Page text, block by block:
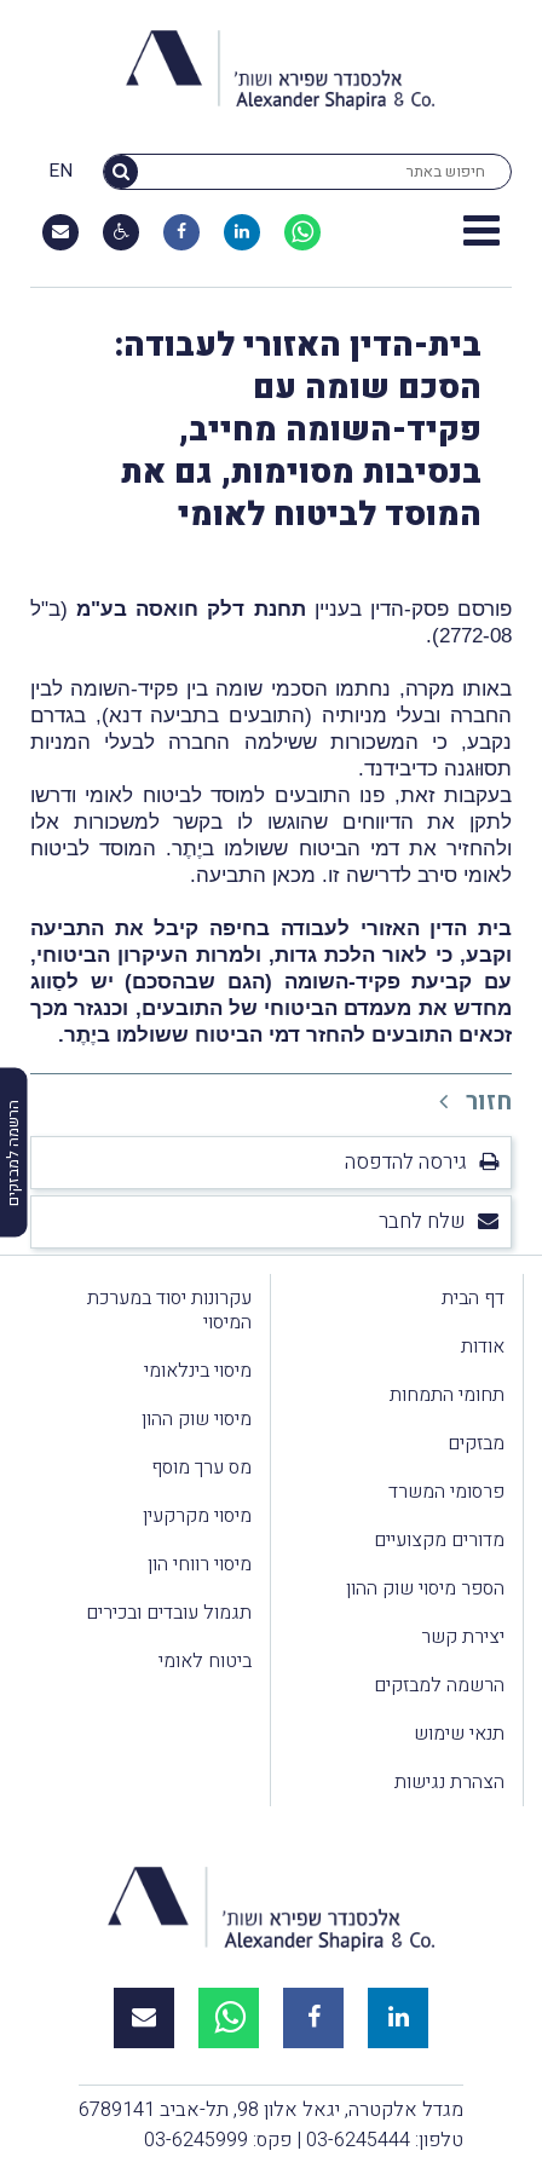
EN
הרשמה למבזקים
בית-הדין האזורי לעבודה:
הסכם שומה עם
פקיד-השומה מחייב,
בנסיבות מסוימות, גם את
המוסד לביטוח לאומי
פורסם פסק-הדין בעניין תחנת דלק חואסה בע"מ(ב"ל
2772-08
).
באותו מקרה, נחתמו הסכמי שומה בין פקיד-השומה לבין
החברה ובעלי מניותיה (התובעים בתביעה דנא), בגדרם
נקבע, כי המשכורות ששילמה החברה לבעלי המניות
תסוּוגנה כדיבידנד.
בעקבות זאת, פנו התובעים למוסד לביטוח לאומי ודרשו
לתקן את הדיווחים שהוגשו לו בקשר למשכורות אלו
ולהחזיר את דמי הביטוח ששולמו ביֶתֶר. המוסד לביטוח
לאומי סירב לדרישה זו. מכאן התביעה.
בית הדין האזורי לעבודה בחיפה קיבל את התביעה
וקבע, כי לאור הלכת גדות, ולמרות העיקרון הביטוחי,
עם קביעת פקיד-השומה (הגם שבהסכם) יש לסַווג
מחדש את מעמדם הביטוחי של התובעים, וכנגזר מכך
זכאים התובעים להחזר דמי הביטוח ששולמו ביֶתֶר.
חזור
גירסה להדפסה
שלח לחבר
דף הבית
אודות
תחומי התמחות
מבזקים
פרסומי המשרד
מדורים מקצועיים
הספר מיסוי שוק ההון
יצירת קשר
הרשמה למבזקים
תנאי שימוש
הצהרת נגישות
עקרונות יסוד במערכת
המיסוי
מיסוי בינלאומי
מיסוי שוק ההון
מס ערך מוסף
מיסוי מקרקעין
מיסוי רווחי הון
תגמול עובדים ובכירים
ביטוח לאומי
מגדל אלקטרה, יגאל אלון 98, תל-אביב 6789141
טלפון: 03-6245444 | פקס: 03-6245999